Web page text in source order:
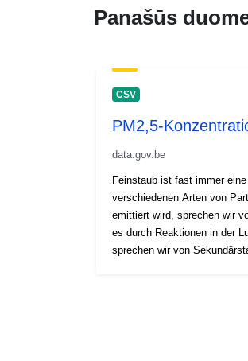
Panašūs
CSV
PM2,5-
data.gov.be
Feinstaub ist fast immer
verschiedenen Arten von
emittiert wird, sprechen wir
es durch Reaktionen in der
sprechen wir von